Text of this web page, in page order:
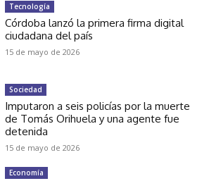
Tecnología
Córdoba lanzó la primera firma digital
ciudadana del país
15 de mayo de 2026
Sociedad
Imputaron a seis policías por la muerte
de Tomás Orihuela y una agente fue
detenida
15 de mayo de 2026
Economía